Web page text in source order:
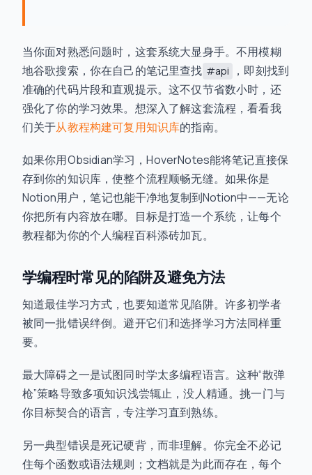
当你面对熟悉问题时，这套系统大显身手。不用模糊
地谷歌搜索，你在自己的笔记里查找 #api
，即刻找到
准确的代码片段和直观提示。这不仅节省数小时，还
强化了你的学习效果。想深入了解这套流程，看看我
们关于从教程构建可复用知识库的指南。
如果你用Obsidian学习，HoverNotes能将笔记直接保
存到你的知识库，使整个流程顺畅无缝。如果你是
Notion用户，笔记也能干净地复制到Notion中——无论
你把所有内容放在哪。目标是打造一个系统，让每个
教程都为你的个人编程百科添砖加瓦。
学编程时常见的陷阱及避免方法
知道最佳学习方式，也要知道常见陷阱。许多初学者
被同一批错误绊倒。避开它们和选择学习方法同样重
要。
最大障碍之一是试图同时学太多编程语言。这种“散弹
枪”策略导致多项知识浅尝辄止，没人精通。挑一门与
你目标契合的语言，专注学习直到熟练。
另一典型错误是死记硬背，而非理解。你完全不必记
住每个函数或语法规则；文档就是为此而存在，每个